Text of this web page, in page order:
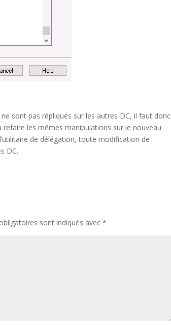
sont pas répliqués sur les autres DC, il faut donc
les mêmes manipulations sur le nouveau
de délégation, toute modification de
DC.
sont indiqués avec*